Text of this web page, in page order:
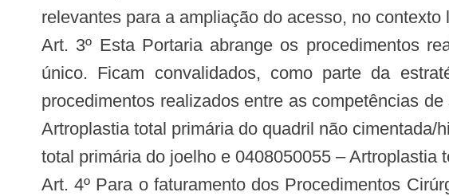
relevantes para a ampliação do acesso, no contexto
Art. 3º Esta Portaria abrange os procedimentos
único. Ficam convalidados, como parte da
procedimentos realizados entre as competências
Artroplastia total primária do quadril não cimentada/
total primária do joelho e 0408050055 – Artroplastia
Art. 4º Para o faturamento dos Procedimentos